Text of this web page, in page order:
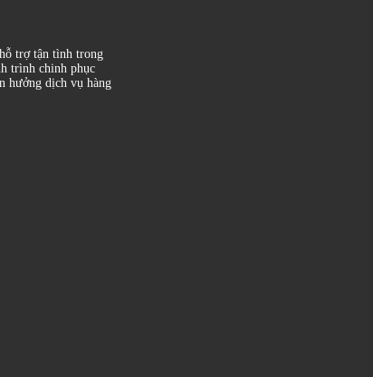
trợ tận tình trong
trình chinh phục
hưởng dịch vụ hàng